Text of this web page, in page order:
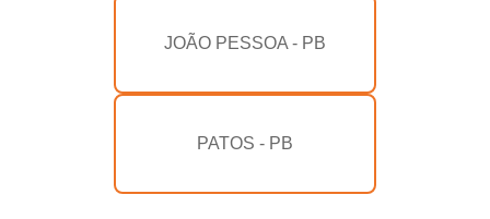
JOÃO PESSOA - PB
PATOS - PB